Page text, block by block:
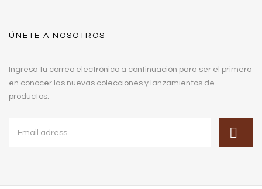
ÚNETE A NOSOTROS
Ingresa tu correo electrónico a continuación para ser el primero
en conocer las nuevas colecciones y lanzamientos de
productos.